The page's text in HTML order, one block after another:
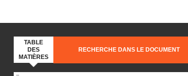
TABLE
DES
MATIÈRES
RECHERCHE DANS LE DOCUMENT